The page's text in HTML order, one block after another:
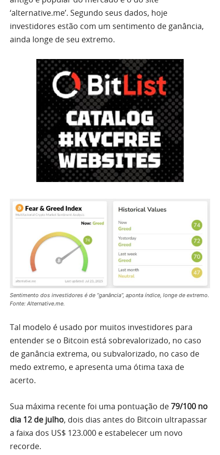
‘alternative.me’. Segundo seus dados, hoje
investidores estão com um sentimento de ganância,
ainda longe de seu extremo.
Sentimento dos investidores é de “ganância”, aponta índice, longe de extremo.
Fonte: Alternative.me.
Tal modelo é usado por muitos investidores para
entender se o Bitcoin está sobrevalorizado, no caso
de ganância extrema, ou subvalorizado, no caso de
medo extremo, e apresenta uma ótima taxa de
acerto.
Sua máxima recente foi uma pontuação de79/100 no
dia 12 de julho, dois dias antes do Bitcoin ultrapassar
a faixa dos US$ 123.000 e estabelecer um novo
recorde.